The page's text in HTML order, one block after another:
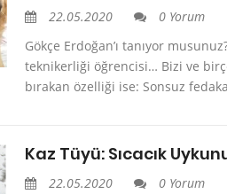
22.05.2020
0 Yorum
Gökçe Erdoğan’ı tanıyor
teknikerliği öğrencisi… Bizi ve
bırakan özelliği ise: Sonsuz
Kaz Tüyü: Sıcacık
22.05.2020
0 Yorum